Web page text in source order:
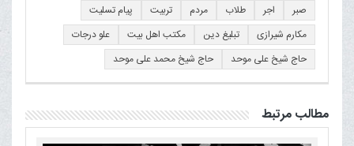
صبر اجر طلاب مردم تربیت
پیام تسلیت
مکارم شیرازی
تبلیغ دین مکتب اهل بیت
علو درجات
حاج شیخ علی موحد
حاج شیخ محمد علی موحد
مطالب مرتبط